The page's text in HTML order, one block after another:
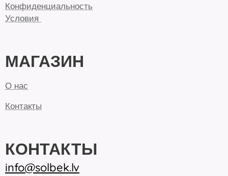
Конфиденциальность
Условия
МАГАЗИН
О нас
Контакты
КОНТАКТЫ
info@solbek.lv